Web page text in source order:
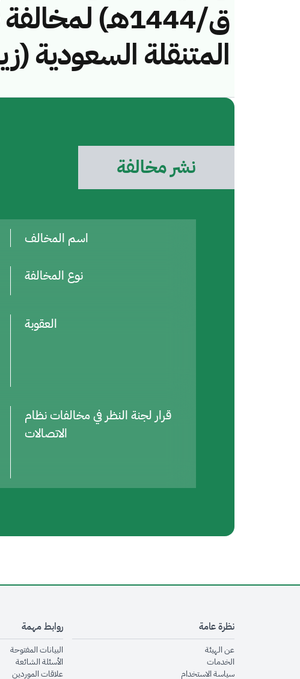
ق/1444هـ)
المتنقلة السعودية
نشر مخالفة
اسم المخالف
نوع المخالفة
العقوبة
قرار لجنة النظر في مخالفات نظام
الاتصالات
نظرة عامة
عن الهيئةopens in new window
الخدماتopens in new window
سياسة الاستخدام
روابط مهمة
البيانات المفتوحة
الأسئلة الشائعة
علاقات الموردين